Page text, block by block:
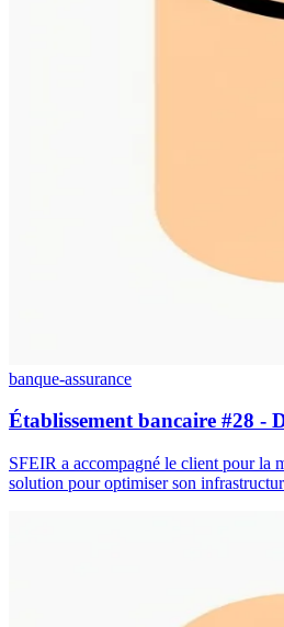
banque-assurance
Établissement bancaire #28 -
SFEIR a accompagné le client pour la
solution pour optimiser son